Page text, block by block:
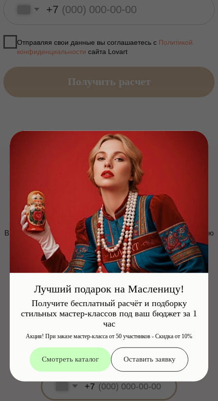
Мы работаем :
Лучший подарок на Масленицу!
Получите бесплатный расчёт и подборку
стильных мастер-классов под ваш бюджет за 1
час
Акция! При заказе мастер-класса от 50 участников - Скидка от 10%
Смотреть каталог Оставить заявку